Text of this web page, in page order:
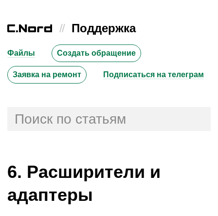
// Поддержка
Файлы Создать обращение
Заявка на ремонт Подписаться на телеграм
6. Расширители и
адаптеры